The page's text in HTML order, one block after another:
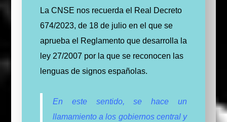
La CNSE nos recuerda el Real Decreto
674/2023, de 18 de julio en el que se
aprueba el Reglamento que desarrolla la
ley 27/2007 por la que se reconocen las
lenguas de signos españolas.
En este sentido, se hace un
llamamiento a los gobiernos central y